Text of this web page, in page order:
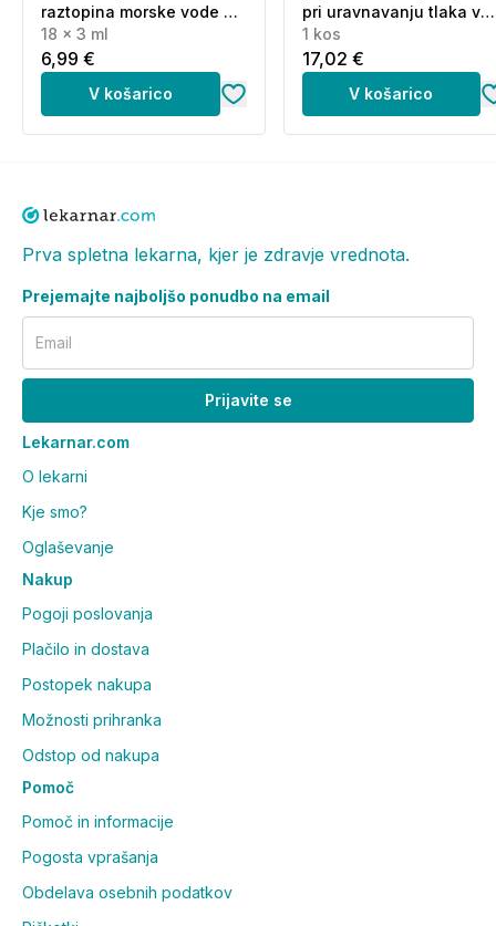
raztopina morske vode za
inhalacijo (18 x 3 ml)
18 x 3 ml
6,99 €
V košarico
pri uravnavanju tlaka v
ušesih (1 kos)
1 kos
17,02 €
V košarico
Prva spletna lekarna, kjer je zdravje vrednota.
Prejemajte najboljšo ponudbo na email
Email
Prijavite se
Lekarnar.com
O lekarni
Kje smo?
Oglaševanje
Nakup
Pogoji poslovanja
Plačilo in dostava
Postopek nakupa
Možnosti prihranka
Odstop od nakupa
Pomoč
Pomoč in informacije
Pogosta vprašanja
Obdelava osebnih podatkov